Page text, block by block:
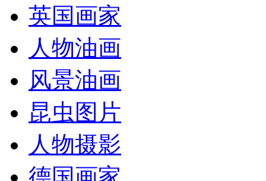
英国画家
人物油画
风景油画
昆虫图片
人物摄影